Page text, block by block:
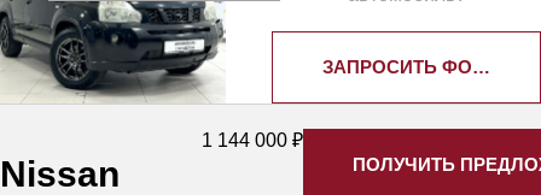
ЗАПРОСИТЬ
Nissan
1 144 000 ₽
ПОЛУЧИТЬ